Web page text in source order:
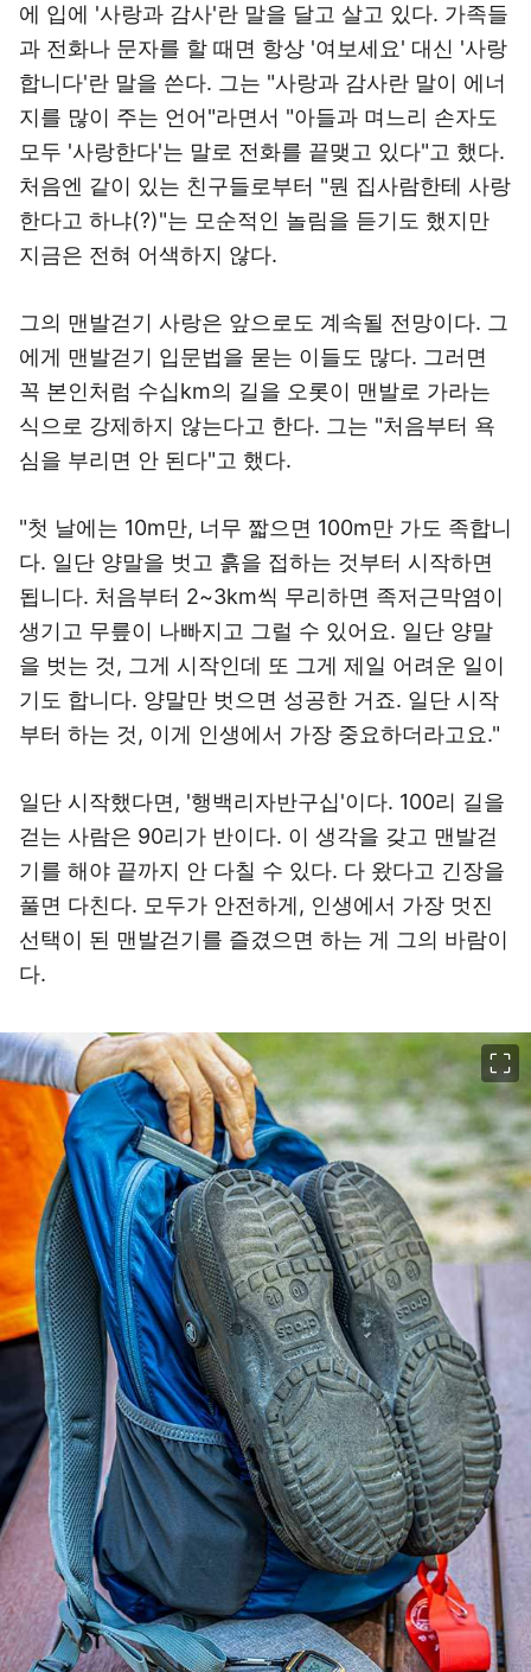
에 입에 '사랑과 감사'란 말을 달고 살고 있다. 가족들
과 전화나 문자를 할 때면 항상 '여보세요' 대신 '사랑
합니다'란 말을 쓴다. 그는 "사랑과 감사란 말이 에너
지를 많이 주는 언어"라면서 "아들과 며느리 손자도
모두 '사랑한다'는 말로 전화를 끝맺고 있다"고 했다.
처음엔 같이 있는 친구들로부터 "뭔 집사람한테 사랑
한다고 하냐(?)"는 모순적인 놀림을 듣기도 했지만
지금은 전혀 어색하지 않다.
그의 맨발걷기 사랑은 앞으로도 계속될 전망이다. 그
에게 맨발걷기 입문법을 묻는 이들도 많다. 그러면
꼭 본인처럼 수십km의 길을 오롯이 맨발로 가라는
식으로 강제하지 않는다고 한다. 그는 "처음부터 욕
심을 부리면 안 된다"고 했다.
"첫 날에는 10m만, 너무 짧으면 100m만 가도 족합니
다. 일단 양말을 벗고 흙을 접하는 것부터 시작하면
됩니다. 처음부터 2~3km씩 무리하면 족저근막염이
생기고 무릎이 나빠지고 그럴 수 있어요. 일단 양말
을 벗는 것, 그게 시작인데 또 그게 제일 어려운 일이
기도 합니다. 양말만 벗으면 성공한 거죠. 일단 시작
부터 하는 것, 이게 인생에서 가장 중요하더라고요."
일단 시작했다면, '행백리자반구십'이다. 100리 길을
걷는 사람은 90리가 반이다. 이 생각을 갖고 맨발걷
기를 해야 끝까지 안 다칠 수 있다. 다 왔다고 긴장을
풀면 다친다. 모두가 안전하게, 인생에서 가장 멋진
선택이 된 맨발걷기를 즐겼으면 하는 게 그의 바람이
다.